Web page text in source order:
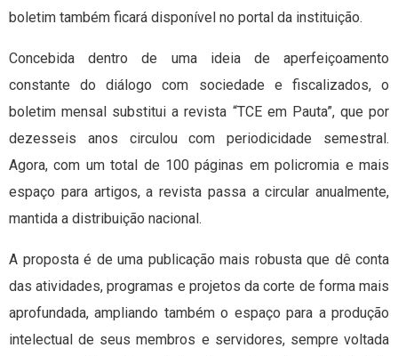
boletim também ficará disponível no portal da instituição.
Concebida dentro de uma ideia de aperfeiçoamento
constante do diálogo com sociedade e fiscalizados, o
boletim mensal substitui a revista “TCE em Pauta”, que por
dezesseis anos circulou com periodicidade semestral.
Agora, com um total de 100 páginas em policromia e mais
espaço para artigos, a revista passa a circular anualmente,
mantida a distribuição nacional.
A proposta é de uma publicação mais robusta que dê conta
das atividades, programas e projetos da corte de forma mais
aprofundada, ampliando também o espaço para a produção
intelectual de seus membros e servidores, sempre voltada